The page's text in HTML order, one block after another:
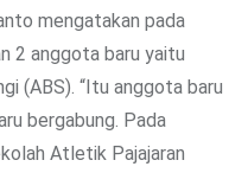
mengatakan pada
2 anggota baru yaitu
(ABS). “Itu anggota baru
bergabung. Pada
Atletik Pajajaran